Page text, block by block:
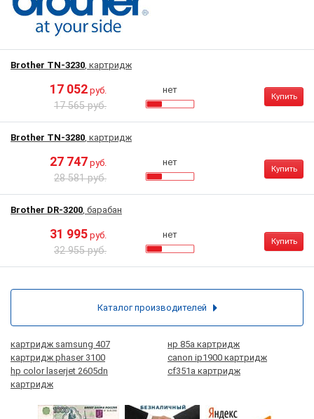
Brother TN-3230, картридж
17 052 руб.
17 565 руб.
нет
Купить
Brother TN-3280, картридж
27 747 руб.
28 581 руб.
нет
Купить
Brother DR-3200, барабан
31 995 руб.
32 955 руб.
нет
Купить
картридж samsung 407
нр 85а картридж
картридж phaser 3100
canon ip1900 картридж
hp color laserjet 2605dn
картридж
cf351a картридж